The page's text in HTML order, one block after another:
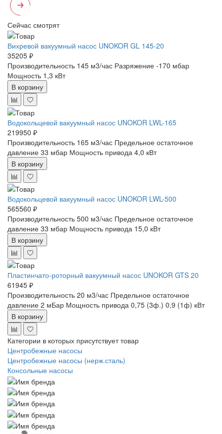
Сейчас смотрят
Вихревой вакуумный насос UNOKOR GL 145-20
35205 ₽
Производительность 145 м3/час Разряжение -170 мбар
Мощность 1,3 кВт
В корзину
Водокольцевой вакуумный насос UNOKOR LWL-165
219950 ₽
Производительность 165 м3/час Предельное остаточное
давление 33 мбар Мощность привода 4,0 кВт
В корзину
Водокольцевой вакуумный насос UNOKOR LWL-500
565560 ₽
Производительность 500 м3/час Предельное остаточное
давление 33 мбар Мощность привода 15,0 кВт
В корзину
Пластинчато-роторный вакуумный насос UNOKOR GTS 20
61945 ₽
Производительность 20 м3/час Предельное остаточное
давление 2 мБар Мощность привода 0,75 (3ф.) 0,9 (1ф) кВт
В корзину
Категории в которых присутствует товар
Центробежные насосы
Центробежные насосы (нерж.сталь)
Консольные насосы